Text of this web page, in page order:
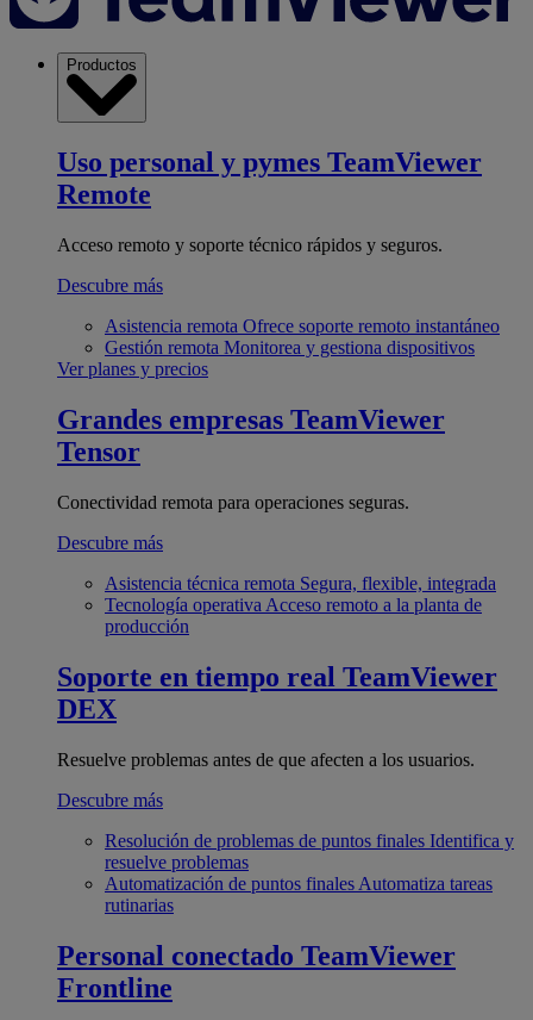
Productos
Uso personal y pymes TeamViewer
Remote
Acceso remoto y soporte técnico rápidos y seguros.
Descubre más
Asistencia remota Ofrece soporte remoto instantáneo
Gestión remota Monitorea y gestiona dispositivos
Ver planes y precios
Grandes empresas TeamViewer
Tensor
Conectividad remota para operaciones seguras.
Descubre más
Asistencia técnica remota Segura, flexible, integrada
Tecnología operativa Acceso remoto a la planta de
producción
Soporte en tiempo real TeamViewer
DEX
Resuelve problemas antes de que afecten a los usuarios.
Descubre más
Resolución de problemas de puntos finales Identifica y
resuelve problemas
Automatización de puntos finales Automatiza tareas
rutinarias
Personal conectado TeamViewer
Frontline